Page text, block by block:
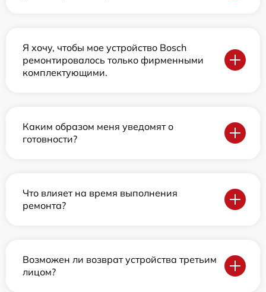
Я хочу, чтобы мое устройство Bosch
ремонтировалось только фирменными
комплектующими.
Каким образом меня уведомят о
готовности?
Что влияет на время выполнения
ремонта?
Возможен ли возврат устройства третьим
лицом?